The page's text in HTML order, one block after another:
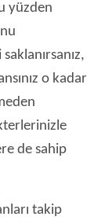
yüzden
o kadar
de sahip
takip